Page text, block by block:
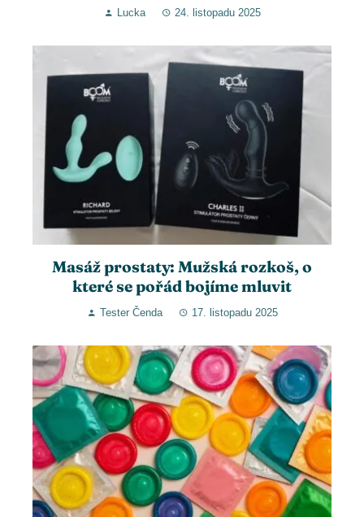
Lucka 24. listopadu 2025
Masáž prostaty: Mužská rozkoš, o
které se pořád bojíme mluvit
Tester Čenda 17. listopadu 2025